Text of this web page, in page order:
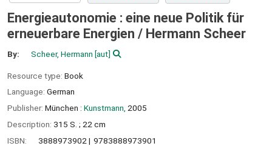
Energieautonomie : eine neue Politik für
erneuerbare Energien / Hermann Scheer
By: Scheer, Hermann [aut]
Resource type: Book
Language: German
Publisher: München : Kunstmann, 2005
Description: 315 S. ; 22 cm
ISBN:
3888973902
9783888973901